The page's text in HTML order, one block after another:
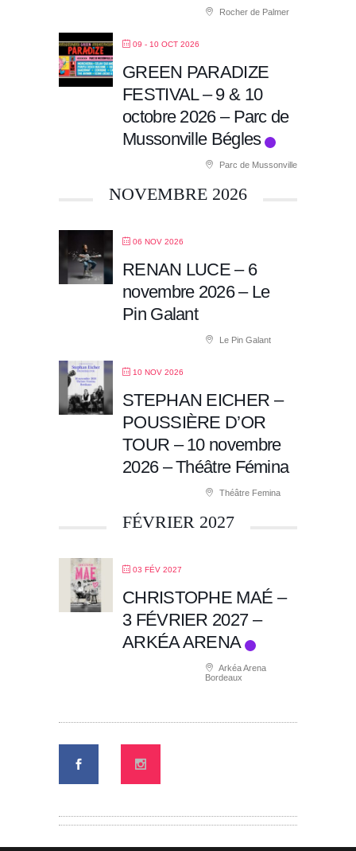
Rocher de Palmer
09 - 10 OCT 2026
GREEN PARADIZE
FESTIVAL – 9 & 10
octobre 2026 – Parc de
Mussonville Bégles
Parc de Mussonville
NOVEMBRE 2026
06 NOV 2026
RENAN LUCE – 6
novembre 2026 – Le
Pin Galant
Le Pin Galant
10 NOV 2026
STEPHAN EICHER –
POUSSIÈRE D’OR
TOUR – 10 novembre
2026 – Théâtre Fémina
Théâtre Femina
FÉVRIER 2027
03 FÉV 2027
CHRISTOPHE MAÉ –
3 FÉVRIER 2027 –
ARKÉA ARENA
Arkéa Arena
Bordeaux